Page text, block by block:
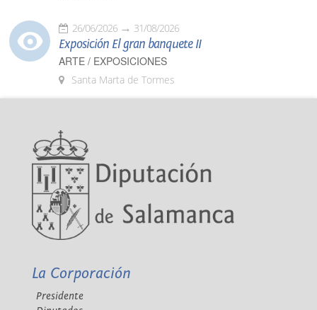
26/06/2026 31/08/2026
Exposición El gran banquete II
ARTE / EXPOSICIONES
Santa Marta de Tormes
La Corporación
Presidente